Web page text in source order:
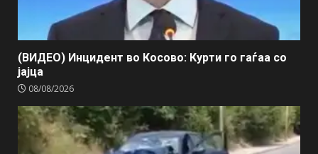
(ВИДЕО) Инцидент во Косово: Курти го гаѓаа со
јајца
08/08/2026